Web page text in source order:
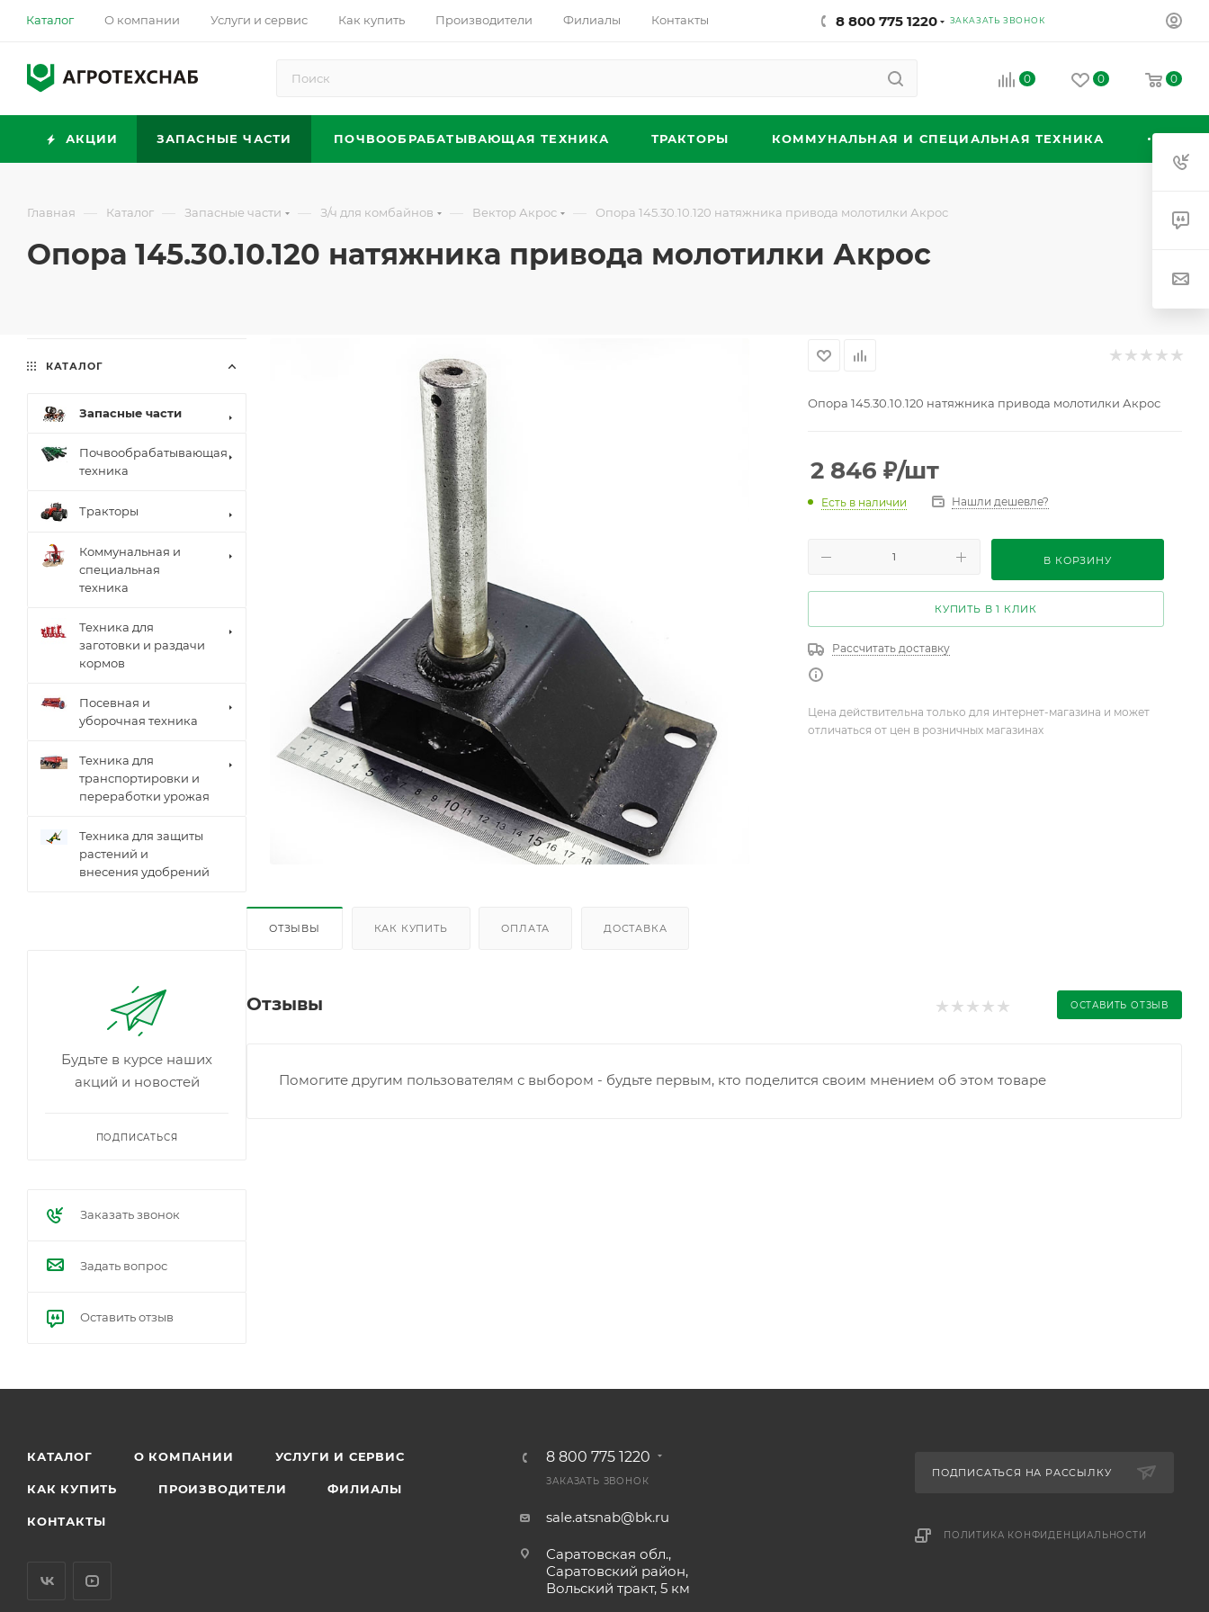
Каталог О компании Услуги и сервис Как купить Производители Филиалы Контакты 8 800 775 1220 ЗАКАЗАТЬ ЗВОНОК
0 0 0
АКЦИИ ЗАПАСНЫЕ ЧАСТИ ПОЧВООБРАБАТЫВАЮЩАЯ ТЕХНИКА ТРАКТОРЫ КОММУНАЛЬНАЯ И СПЕЦИАЛЬНАЯ ТЕХНИКА
Главная — Каталог — Запасные части — З/ч для комбайнов — Вектор Акрос — Опора 145.30.10.120 натяжника привода молотилки Акрос
Опора 145.30.10.120 натяжника привода молотилки Акрос
Опора 145.30.10.120 натяжника привода молотилки Акрос
2 846 ₽/шт
Есть в наличии Нашли дешевле?
В КОРЗИНУ
КУПИТЬ В 1 КЛИК
Рассчитать доставку
Цена действительна только для интернет-магазина и может
отличаться от цен в розничных магазинах
ОТЗЫВЫ КАК КУПИТЬ ОПЛАТА ДОСТАВКА
Отзывы ОСТАВИТЬ ОТЗЫВ
Помогите другим пользователям с выбором - будьте первым, кто поделится своим мнением об этом товаре
КАТАЛОГ
Запасные части
Почвообрабатывающая
техника
Тракторы
Коммунальная и
специальная
техника
Техника для
заготовки и раздачи
кормов
Посевная и
уборочная техника
Техника для
транспортировки и
переработки урожая
Техника для защиты
растений и
внесения удобрений
Будьте в курсе наших
акций и новостей
ПОДПИСАТЬСЯ
Заказать звонок
Задать вопрос
Оставить отзыв
КАТАЛОГ О КОМПАНИИ УСЛУГИ И СЕРВИС
КАК КУПИТЬ ПРОИЗВОДИТЕЛИ ФИЛИАЛЫ
КОНТАКТЫ
8 800 775 1220
ЗАКАЗАТЬ ЗВОНОК
sale.atsnab@bk.ru
Саратовская обл.,
Саратовский район,
Вольский тракт, 5 км
ПОДПИСАТЬСЯ НА РАССЫЛКУ
ПОЛИТИКА КОНФИДЕНЦИАЛЬНОСТИ